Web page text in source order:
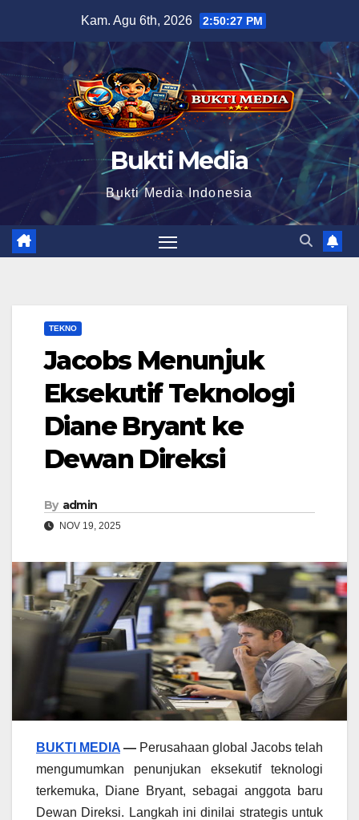
Kam. Agu 6th, 2026 2:50:28 PM
Bukti Media
Bukti Media Indonesia
TEKNO
Jacobs Menunjuk
Eksekutif Teknologi
Diane Bryant ke
Dewan Direksi
By admin
NOV 19, 2025
BUKTI MEDIA — Perusahaan global Jacobs telah
mengumumkan penunjukan eksekutif teknologi
terkemuka, Diane Bryant, sebagai anggota baru
Dewan Direksi. Langkah ini dinilai strategis untuk